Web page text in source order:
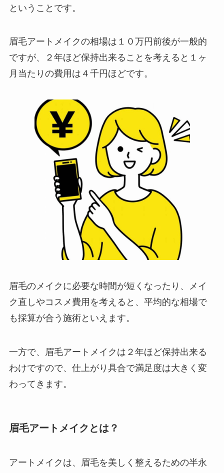
ということです。
眉毛アートメイクの相場は１０万円前後が一般的
ですが、２年ほど保持出来ることを考えると１ヶ
月当たりの費用は４千円ほどです。
眉毛のメイクに必要な時間が短くなったり、メイ
ク直しやコスメ費用を考えると、平均的な相場で
も採算が合う施術といえます。
一方で、眉毛アートメイクは２年ほど保持出来る
わけですので、仕上がり具合で満足度は大きく変
わってきます。
眉毛アートメイクとは？
アートメイクは、眉毛を美しく整えるための半永